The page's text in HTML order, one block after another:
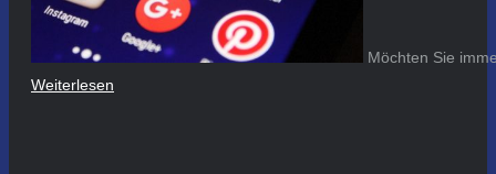
Möchten Sie
Weiterlesen